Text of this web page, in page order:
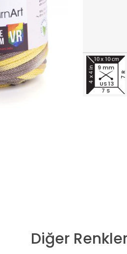
7 S
7 R
9 mm
US 13
Diğer